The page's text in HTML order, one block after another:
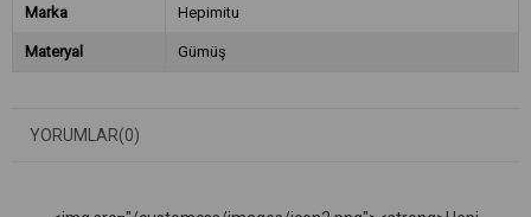
Marka Hepimitu
Materyal Gümüş
YORUMLAR(0)